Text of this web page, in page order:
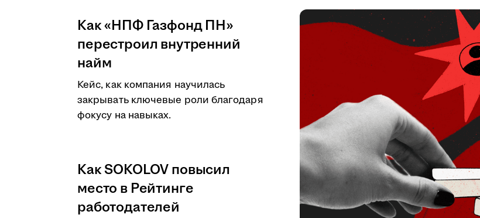
Как «НПФ Газфонд ПН»
перестроил внутренний
найм
Кейс, как компания научилась
закрывать ключевые роли благодаря
фокусу на навыках.
Как SOKOLOV повысил
место в Рейтинге
работодателей